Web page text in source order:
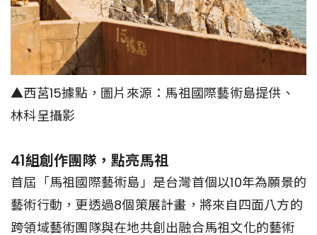
▲西莒15據點，圖片來源：馬祖國際藝術島提供、
林科呈攝影
41組創作團隊，點亮馬祖
首屆「馬祖國際藝術島」是台灣首個以10年為願景的
藝術行動，更透過8個策展計畫，將來自四面八方的
跨領域藝術團隊與在地共創出融合馬祖文化的藝術